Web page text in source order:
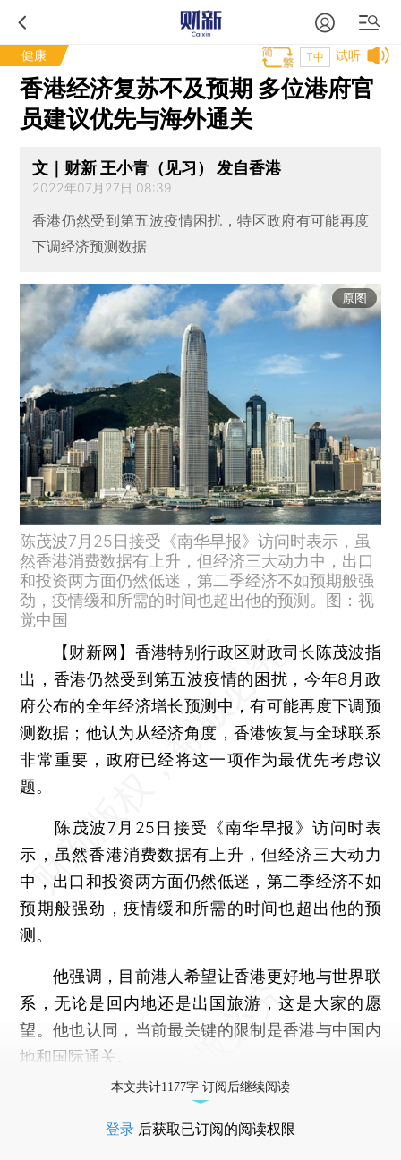
健康 试听
T中
香港经济复苏不及预期 多位港府官
员建议优先与海外通关
文｜财新 王小青（见习） 发自香港
2022年07月27日 08:39
香港仍然受到第五波疫情困扰，特区政府有可能再度
下调经济预测数据
原图
陈茂波7月25日接受《南华早报》访问时表示，虽
然香港消费数据有上升，但经济三大动力中，出口
和投资两方面仍然低迷，第二季经济不如预期般强
劲，疫情缓和所需的时间也超出他的预测。图：视
觉中国
【财新网】 香港特别行政区财政司长陈茂波指
出，香港仍然受到第五波疫情的困扰，今年8月政
府公布的全年经济增长预测中，有可能再度下调预
测数据；他认为从经济角度，香港恢复与全球联系
非常重要，政府已经将这一项作为最优先考虑议
题。
陈茂波7月25日接受《南华早报》访问时表
示，虽然香港消费数据有上升，但经济三大动力
中，出口和投资两方面仍然低迷，第二季经济不如
预期般强劲，疫情缓和所需的时间也超出他的预
测。
他强调，目前港人希望让香港更好地与世界联
系，无论是回内地还是出国旅游，这是大家的愿
望。他也认同，当前最关键的限制是香港与中国内
地和国际通关。
本文共计1177字 订阅后继续阅读
登录 后获取已订阅的阅读权限